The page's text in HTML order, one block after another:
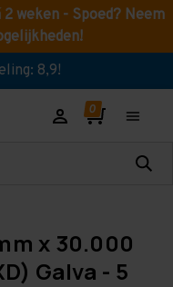
weken - Spoed? Neem
8,9!
x 30.000
Galva - 5